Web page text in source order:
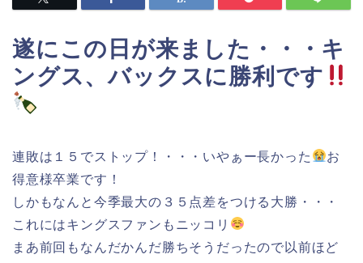
遂にこの日が来ました・・・キ
ングス、バックスに勝利です
連敗は１５でストップ！・・・いやぁー長かった
お
得意様卒業です！
しかもなんと今季最大の３５点差をつける大勝・・・
これにはキングスファンもニッコリ
まあ前回もなんだかんだ勝ちそうだったので以前ほど